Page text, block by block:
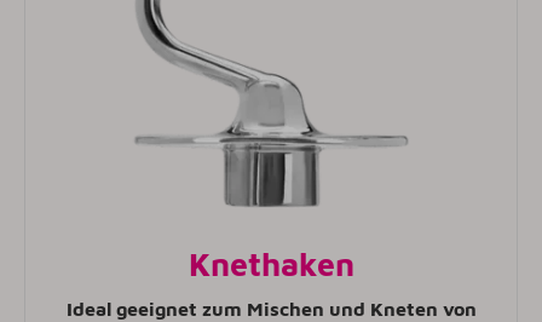
Knethaken
Ideal geeignet zum Mischen und Kneten von